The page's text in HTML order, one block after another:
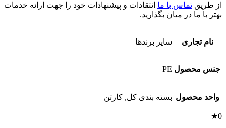
از طریق تماس با ما انتقادات و پیشنهادات خود را جهت ارائه خدمات
بهتر با ما در میان بگذارید.
نام تجاری سایر برندها
جنس محصول PE
واحد محصول بسته بندی کل, کارتن
0★